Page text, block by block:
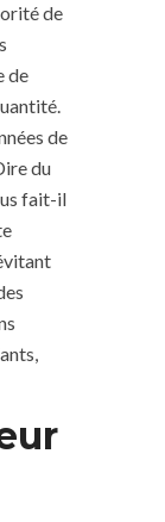
de
de
de
du
fait-il